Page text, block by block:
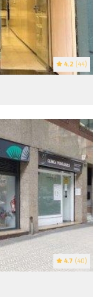
4.2 (44)
4.7 (40)